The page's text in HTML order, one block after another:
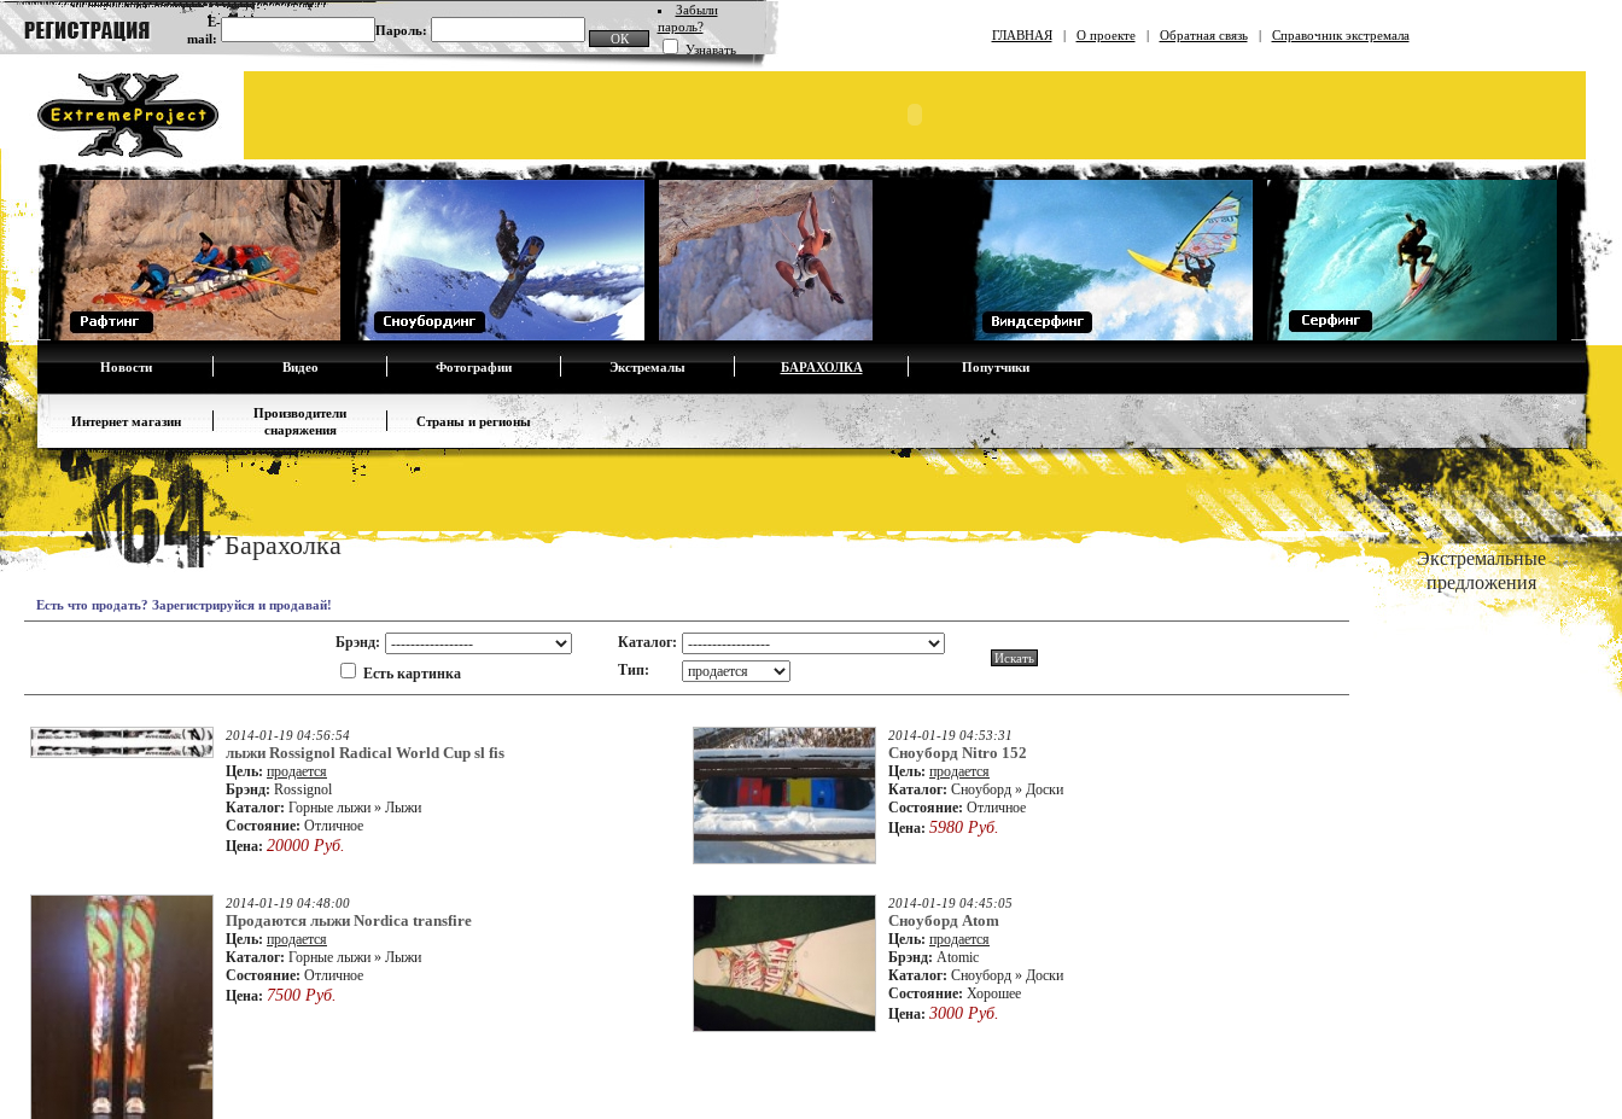
E-
mail:
Пароль:
Забыли
пароль?
Узнавать
ГЛАВНАЯ| О проекте| Обратная связь| Справочник экстремала
Новости Видео Фотографии Экстремалы БАРАХОЛКА Попутчики
Интернет магазин
Производители
снаряжения
Страны и регионы
Барахолка
Есть что продать? Зарегистрируйся и продавай!
Брэнд:
Каталог:
Есть картинка
Тип:
2014-01-19 04:56:54
лыжи Rossignol Radical World Cup sl fis
Цель: продается
Брэнд: Rossignol
Каталог: Горные лыжи » Лыжи
Состояние: Отличное
Цена: 20000 Руб.
2014-01-19 04:53:31
Сноуборд Nitro 152
Цель: продается
Каталог: Сноуборд » Доски
Состояние: Отличное
Цена: 5980 Руб.
2014-01-19 04:48:00
Продаются лыжи Nordica transfire
Цель: продается
Каталог: Горные лыжи » Лыжи
Состояние: Отличное
Цена: 7500 Руб.
2014-01-19 04:45:05
Сноуборд Atom
Цель: продается
Брэнд: Atomic
Каталог: Сноуборд » Доски
Состояние: Хорошее
Цена: 3000 Руб.
Экстремальные
предложения